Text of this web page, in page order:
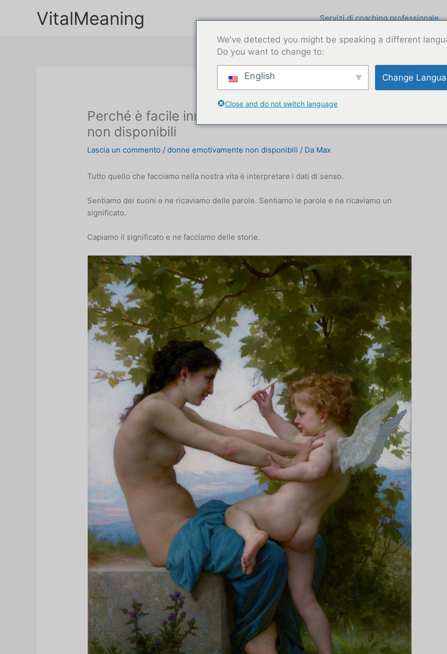
VitalMeaning Servizi di coaching professionale
Perché è facile innamorarsi di donne emotivamente
non disponibili
Lascia un commento /donne emotivamente non disponibili / Da Max
Tutto quello che facciamo nella nostra vita è interpretare i dati di senso.
Sentiamo dei suoni e ne ricaviamo delle parole. Sentiamo le parole e ne ricaviamo un
significato.
Capiamo il significato e ne facciamo delle storie.
We've detected you might be speaking a different
Do you want to change to:
English Change
Close and do not switch language